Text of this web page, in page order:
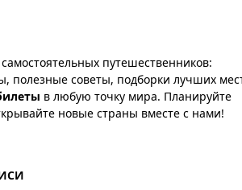
путешественников:
полезные советы, подборки лучших
в любую точку мира. Планируйте
новые страны вместе с нами!